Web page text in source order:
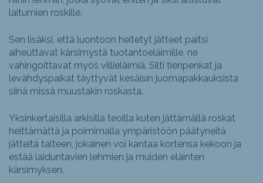
laitumien roskille.
Sen lisäksi, että luontoon heitetyt jätteet paitsi
aiheuttavat kärsimystä tuotantoeläimille, ne
vahingoittavat myös villieläimiä. Silti tienpenkat ja
levähdyspaikat täyttyvät kesäisin juomapakkauksista
siinä missä muustakin roskasta.
Yksinkertaisilla arkisilla teoilla kuten jättämällä roskat
heittämättä ja poimimalla ympäristöön päätyneitä
jätteitä talteen, jokainen voi kantaa kortensa kekoon ja
estää laiduntavien lehmien ja muiden eläinten
kärsimyksen.